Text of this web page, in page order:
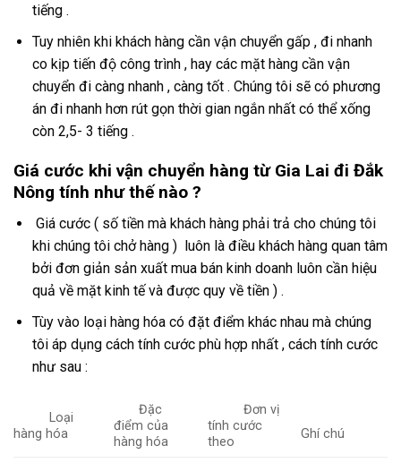
tiếng .
Tuy nhiên khi khách hàng cần vận chuyển gấp , đi nhanh
co kịp tiến độ công trình , hay các mặt hàng cần vận
chuyển đi càng nhanh , càng tốt . Chúng tôi sẽ có phương
án đi nhanh hơn rút gọn thời gian ngắn nhất có thể xống
còn 2,5- 3 tiếng .
Giá cước khi vận chuyển hàng từ Gia Lai đi Đắk
Nông tính như thế nào ?
Giá cước ( số tiền mà khách hàng phải trả cho chúng tôi
khi chúng tôi chở hàng ) luôn là điều khách hàng quan tâm
bởi đơn giản sản xuất mua bán kinh doanh luôn cần hiệu
quả về mặt kinh tế và được quy về tiền ) .
Tùy vào loại hàng hóa có đặt điểm khác nhau mà chúng
tôi áp dụng cách tính cước phù hợp nhất , cách tính cước
như sau :
Loại
hàng hóa
Đặc
điểm của
hàng hóa
Đơn vị
tính cước
theo
Ghí chú